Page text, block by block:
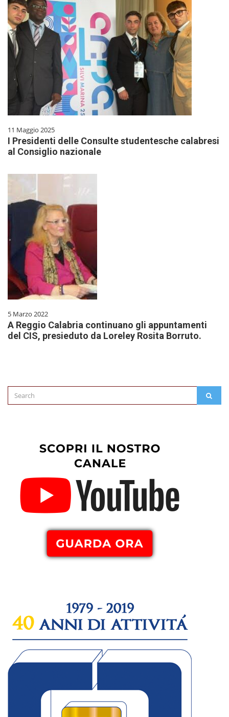
11 Maggio 2025
I Presidenti delle Consulte studentesche calabresi
al Consiglio nazionale
5 Marzo 2022
A Reggio Calabria continuano gli appuntamenti
del CIS, presieduto da Loreley Rosita Borruto.
Search
for: